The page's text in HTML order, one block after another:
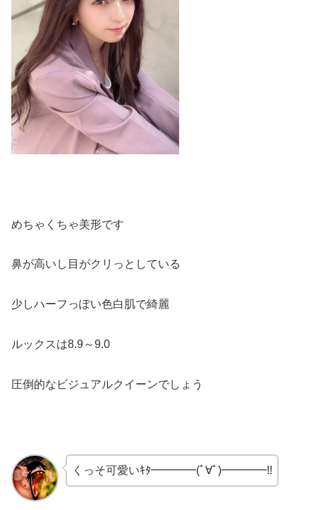
めちゃくちゃ美形です
鼻が高いし目がクリっとしている
少しハーフっぽい色白肌で綺麗
ルックスは8.9～9.0
圧倒的なビジュアルクイーンでしょう
くっそ可愛いｷﾀ━━━━(ﾟ∀ﾟ)━━━━!!